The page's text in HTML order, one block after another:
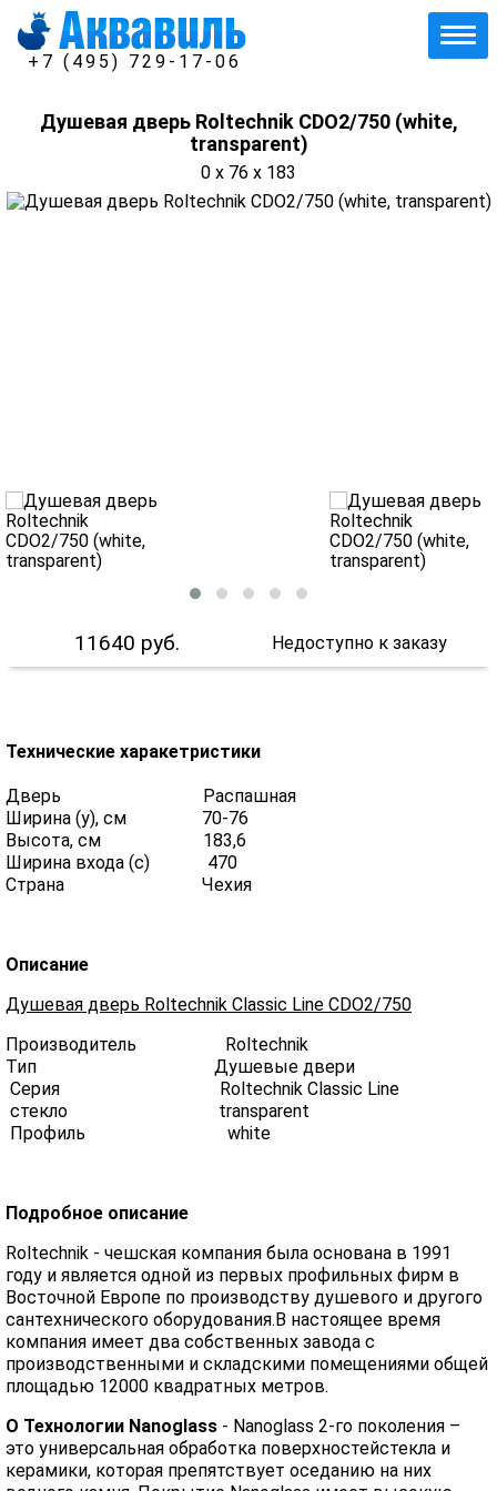
+7 (495) 729-17-06
Душевая дверь Roltechnik CDO2/750 (white,
transparent)
0 x 76 x 183
11640 руб. Недоступно к заказу
Технические харакетристики
Дверь Распашная
Ширина (y), см 70-76
Высота, см 183,6
Ширина входа (с) 470
Страна Чехия
Описание
Душевая дверь Roltechnik Classic Line CDO2/750
Производитель Roltechnik
Тип Душевые двери
Серия Roltechnik Classic Line
стекло transparent
Профиль white
Подробное описание
Roltechnik - чешская компания была основана в 1991
году и является одной из первых профильных фирм в
Восточной Европе по производству душевого и другого
сантехнического оборудования.В настоящее время
компания имеет два собственных завода с
производственными и складскими помещениями общей
площадью 12000 квадратных метров.
О Технологии Nanoglass - Nanoglass 2-го поколения –
это универсальная обработка поверхностейстекла и
керамики, которая препятствует оседанию на них